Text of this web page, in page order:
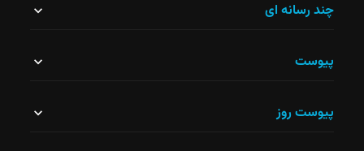
نباید
چند رسانه ای
پیوست
پیوست روز